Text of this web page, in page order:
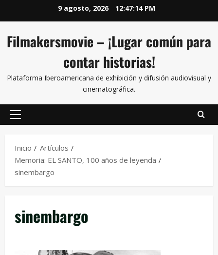
9 agosto, 2026 12:47:15 PM
Filmakersmovie – ¡Lugar común para
contar historias!
Plataforma Iberoamericana de exhibición y difusión audiovisual y
cinematográfica.
Inicio
Artículos
Memoria: EL SANTO, 100 años de leyenda
sinembargo
sinembargo